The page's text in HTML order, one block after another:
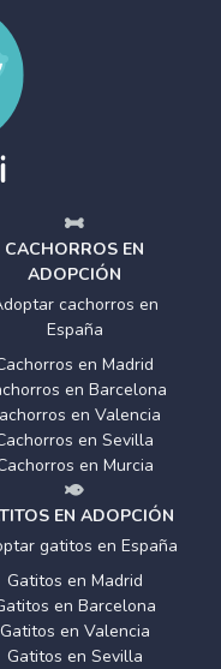
CACHORROS EN
ADOPCIÓN
cachorros en
España
en Madrid
en Barcelona
en Valencia
en Sevilla
en Murcia
EN ADOPCIÓN
gatitos en España
Gatitos en Madrid
en Barcelona
Gatitos en Valencia
Gatitos en Sevilla